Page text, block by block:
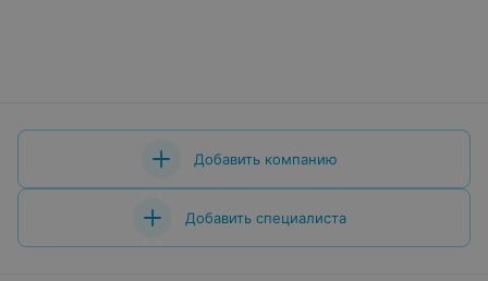
Добавить компанию
Добавить специалиста